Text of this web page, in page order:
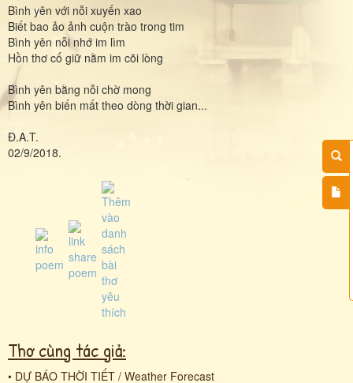
Bình yên với nỗi xuyến xao
Biết bao ảo ảnh cuộn trào trong tim
Bình yên nỗi nhớ im lìm
Hồn thơ cố giữ nằm im cõi lòng
Bình yên bằng nỗi chờ mong
Bình yên biến mất theo dòng thời gian...
Đ.A.T.
02/9/2018.
Thơ cùng tác giả:
• DỰ BÁO THỜI TIẾT / Weather Forecast